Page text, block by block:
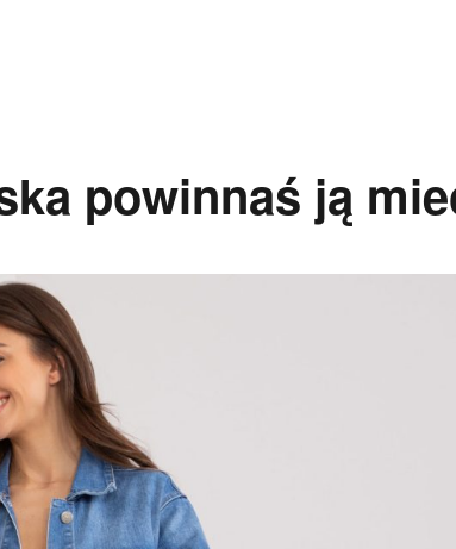
powinnaś ją